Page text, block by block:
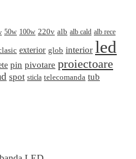
50w 100w 220v alb alb cald alb rece
exterior glob interior led
pin pivotare proiectoare
spot sticla telecomanda tub